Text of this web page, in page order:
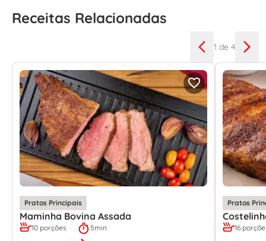
Receitas Relacionadas
1 de 4
Pratos Principais
Maminha Bovina Assada
10 porções 5min
Pratos
16